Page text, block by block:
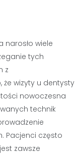
narosło wiele
tych
z
wizyty u dentysty
nowoczesna
technik
Pacjenci często
zawsze